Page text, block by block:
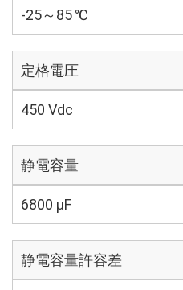
-25～85 ℃
定格電圧
450 Vdc
静電容量
6800 µF
静電容量許容差